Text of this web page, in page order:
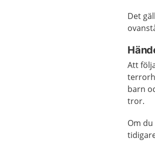
Det
Att
barn
tror.
Om